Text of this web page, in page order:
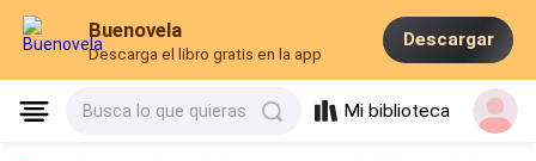
Buenovela
Descarga el libro gratis en la app
Descargar
Busca lo que quieras Mi biblioteca